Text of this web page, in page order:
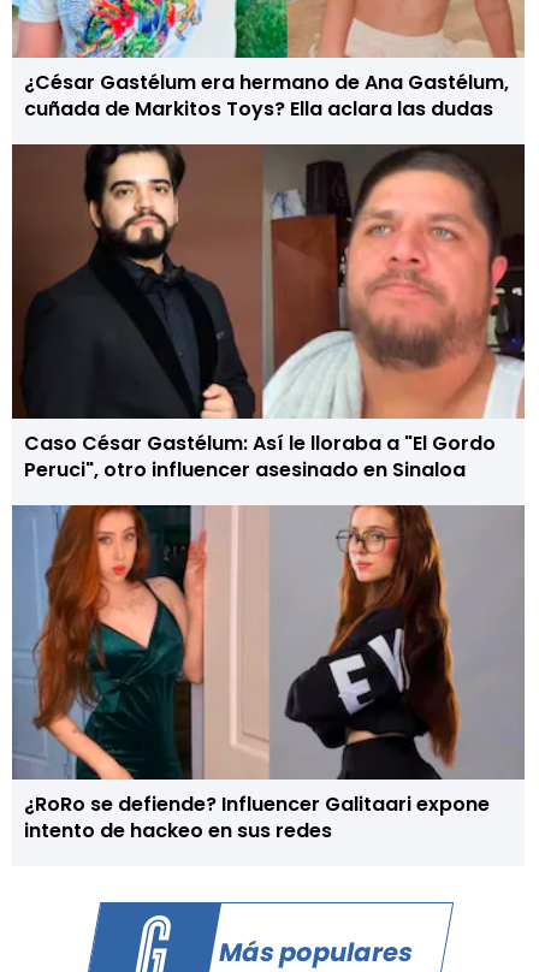
¿César Gastélum era hermano de Ana Gastélum,
cuñada de Markitos Toys? Ella aclara las dudas
Caso César Gastélum: Así le lloraba a "El Gordo
Peruci", otro influencer asesinado en Sinaloa
¿RoRo se defiende? Influencer Galitaari expone
intento de hackeo en sus redes
Más populares